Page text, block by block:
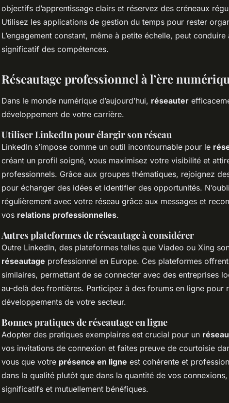
objectifs d’apprentissage clairs et réservez des créneaux
Utilisez les applications de gestion du temps pour rester
L’engagement constant, même à petite échelle, peut
significatif des compétences.
Réseautage professionnel à l’ère
Dans le monde numérique d’aujourd’hui, réseauter
développement de votre carrière.
Utiliser LinkedIn pour élargir son réseau
LinkedIn s’impose comme un outil incontournable pour le
créant un profil soigné, vous maximisez votre visibilité et
professionnels. Grâce aux groupes thématiques, rejoignez
pour échanger des idées et identifier des opportunités.
régulièrement avec votre réseau grâce aux messages et
vos relations professionnelles.
Autres plateformes de réseautage à considérer
Outre LinkedIn, des plateformes telles que Viadeo ou Xing
réseautage professionnel en Europe. Ces plateformes
similaires, permettant de se connecter avec des entreprises
au-delà des frontières. Participez à des forums en ligne pour
développements de votre secteur.
Bonnes pratiques de réseautage en ligne
Adopter des pratiques exemplaires est crucial pour un
vos invitations de connexion et faites preuve de courtoisie
vous que votre présence en ligne est cohérente et
dans la qualité plutôt que dans la quantité de vos
significatifs et mutuellement bénéfiques.